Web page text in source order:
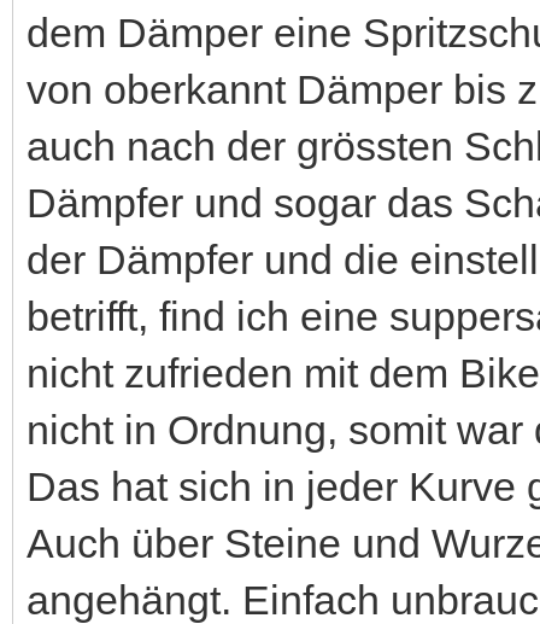
dem Dämper eine
von oberkannt Dämper bis
auch nach der grössten
Dämpfer und sogar das
der Dämpfer und die
betrifft, find ich eine
nicht zufrieden mit dem
nicht in Ordnung, somit
Das hat sich in jeder Kurve
Auch über Steine und
angehängt. Einfach